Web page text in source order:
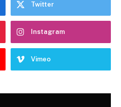
Twitter
Instagram
Vimeo